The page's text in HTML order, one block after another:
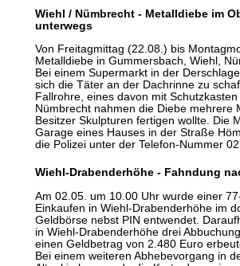
Wiehl / Nümbrecht - Metalldiebe im
unterwegs
Von Freitagmittag (22.08.) bis
Metalldiebe in Gummersbach, Wiehl,
Bei einem Supermarkt in der
sich die Täter an der Dachrinne zu
Fallrohre, eines davon mit
Nümbrecht nahmen die Diebe mehrere
Besitzer Skulpturen fertigen wollte. Die
Garage eines Hauses in der Straße
die Polizei unter der Telefon-Nummer
Wiehl-Drabenderhöhe - Fahndung
Am 02.05. um 10.00 Uhr wurde einer
Einkaufen in Wiehl-Drabenderhöhe im
Geldbörse nebst PIN entwendet.
in Wiehl-Drabenderhöhe drei
einen Geldbetrag von 2.480 Euro
Bei einem weiteren Abhebevorgang in